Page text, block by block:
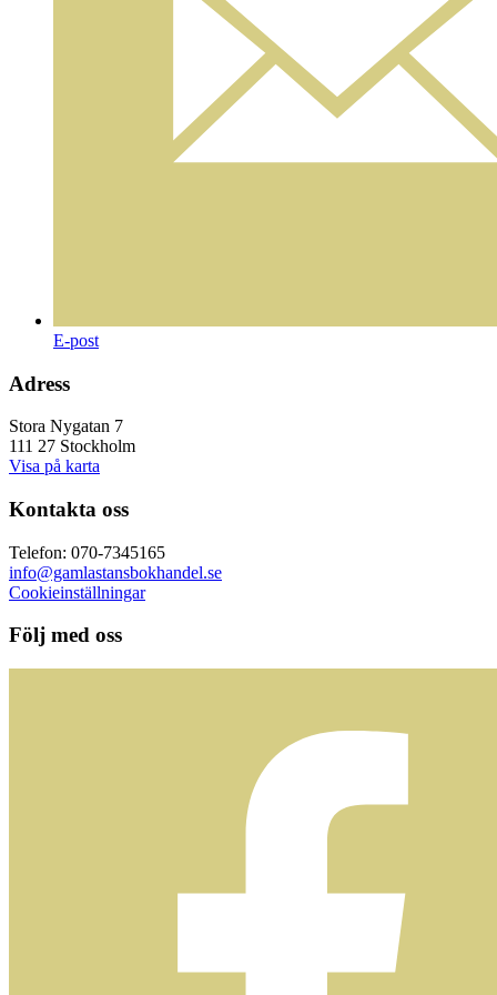
E-post
Adress
Stora Nygatan 7
111 27 Stockholm
Visa på karta
Kontakta oss
Telefon: 070-7345165
info@gamlastansbokhandel.se
Cookieinställningar
Följ med oss